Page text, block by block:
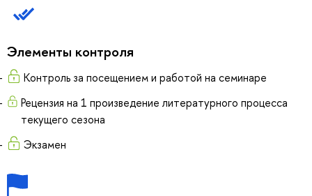
Элементы контроля
Контроль за посещением и работой на семинаре
Рецензия на 1 произведение литературного процесса
текущего сезона
Экзамен